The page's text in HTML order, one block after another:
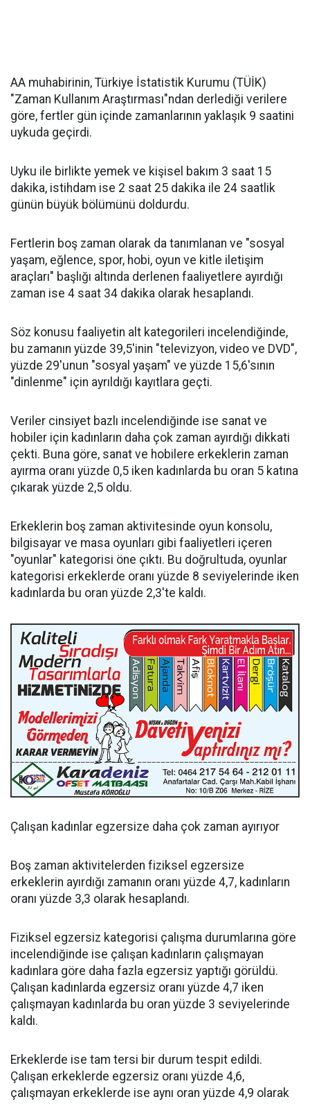
AA muhabirinin, Türkiye İstatistik Kurumu (TÜİK)
"Zaman Kullanım Araştırması"ndan derlediği verilere
göre, fertler gün içinde zamanlarının yaklaşık 9 saatini
uykuda geçirdi.
Uyku ile birlikte yemek ve kişisel bakım 3 saat 15
dakika, istihdam ise 2 saat 25 dakika ile 24 saatlik
günün büyük bölümünü doldurdu.
Fertlerin boş zaman olarak da tanımlanan ve "sosyal
yaşam, eğlence, spor, hobi, oyun ve kitle iletişim
araçları" başlığı altında derlenen faaliyetlere ayırdığı
zaman ise 4 saat 34 dakika olarak hesaplandı.
Söz konusu faaliyetin alt kategorileri incelendiğinde,
bu zamanın yüzde 39,5'inin "televizyon, video ve DVD",
yüzde 29'unun "sosyal yaşam" ve yüzde 15,6'sının
"dinlenme" için ayrıldığı kayıtlara geçti.
Veriler cinsiyet bazlı incelendiğinde ise sanat ve
hobiler için kadınların daha çok zaman ayırdığı dikkati
çekti. Buna göre, sanat ve hobilere erkeklerin zaman
ayırma oranı yüzde 0,5 iken kadınlarda bu oran 5 katına
çıkarak yüzde 2,5 oldu.
Erkeklerin boş zaman aktivitesinde oyun konsolu,
bilgisayar ve masa oyunları gibi faaliyetleri içeren
"oyunlar" kategorisi öne çıktı. Bu doğrultuda, oyunlar
kategorisi erkeklerde oranı yüzde 8 seviyelerinde iken
kadınlarda bu oran yüzde 2,3'te kaldı.
Çalışan kadınlar egzersize daha çok zaman ayırıyor
Boş zaman aktivitelerden fiziksel egzersize
erkeklerin ayırdığı zamanın oranı yüzde 4,7, kadınların
oranı yüzde 3,3 olarak hesaplandı.
Fiziksel egzersiz kategorisi çalışma durumlarına göre
incelendiğinde ise çalışan kadınların çalışmayan
kadınlara göre daha fazla egzersiz yaptığı görüldü.
Çalışan kadınlarda egzersiz oranı yüzde 4,7 iken
çalışmayan kadınlarda bu oran yüzde 3 seviyelerinde
kaldı.
Erkeklerde ise tam tersi bir durum tespit edildi.
Çalışan erkeklerde egzersiz oranı yüzde 4,6,
çalışmayan erkeklerde ise aynı oran yüzde 4,9 olarak